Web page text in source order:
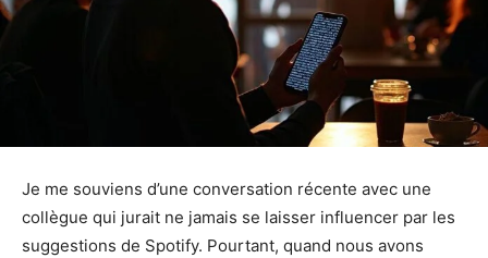
Je me souviens d’une conversation récente avec une
collègue qui jurait ne jamais se laisser influencer par les
suggestions de Spotify. Pourtant, quand nous avons